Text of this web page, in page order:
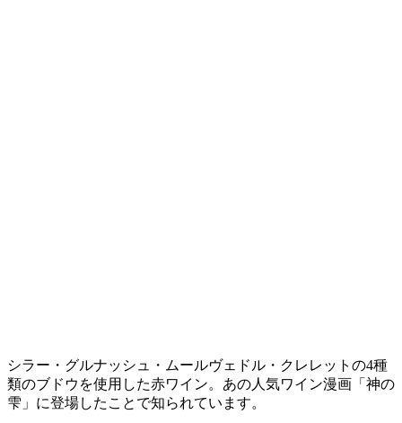
シラー・グルナッシュ・ムールヴェドル・クレレットの4種
類のブドウを使用した赤ワイン。あの人気ワイン漫画「神の
雫」に登場したことで知られています。